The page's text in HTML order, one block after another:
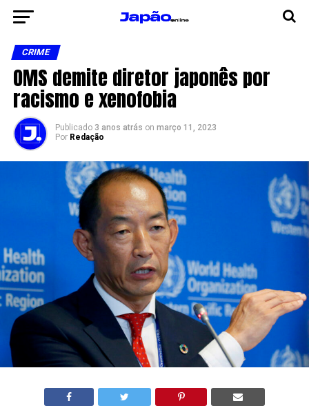
CRIME
OMS demite diretor japonês por
racismo e xenofobia
Publicado 3 anos atrás on março 11, 2023
Por Redação